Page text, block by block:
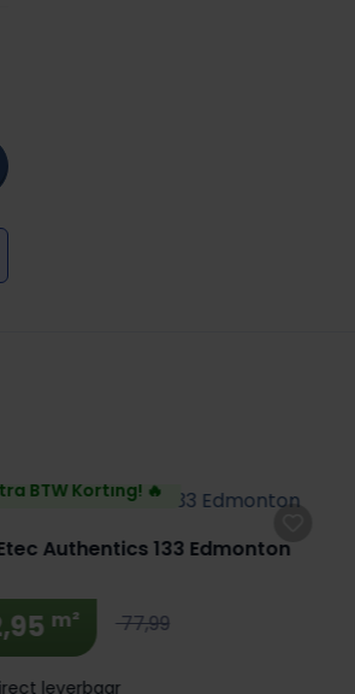
BTW Korting! 🔥
Authentics 133 Edmonton
m² 77,99
leverbaar